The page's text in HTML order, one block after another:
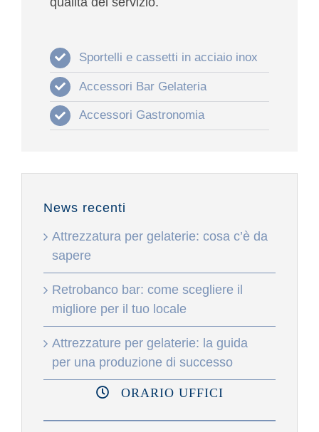
Sportelli e cassetti in acciaio inox
Accessori Bar Gelateria
Accessori Gastronomia
News recenti
Attrezzatura per gelaterie: cosa c’è da
sapere
Retrobanco bar: come scegliere il
migliore per il tuo locale
Attrezzature per gelaterie: la guida
per una produzione di successo
ORARIO UFFICI